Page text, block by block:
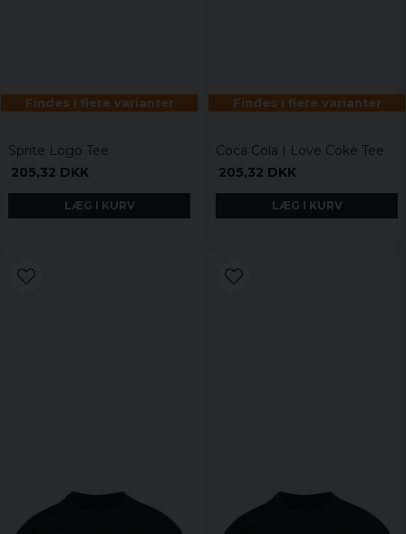
Findes i flere varianter
Sprite Logo Tee
205,32 DKK
LÆG I KURV
Findes i flere varianter
Coca Cola I Love Coke Tee
205,32 DKK
LÆG I KURV